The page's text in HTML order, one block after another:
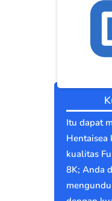
Itu dapat
Hentaisea
kualitas
8K; Anda